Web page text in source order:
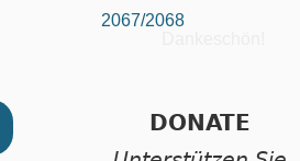
2067/2068
DONATE